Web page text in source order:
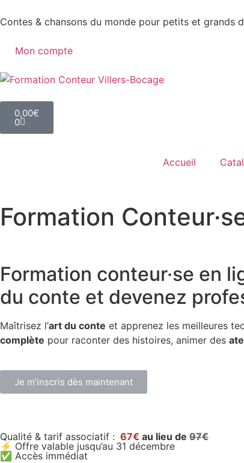
Contes & chansons du monde pour petits et grands
Mon compte
0,00€
0
Accueil
Formation
Formation conteur·se en
du conte et devenez
Maîtrisez l’art du conte et apprenez les meilleures
complète pour raconter des histoires, animer des
Je m’inscris dès maintenant
Qualité & tarif associatif : 67€ au lieu de 97€
⚡ Offre valable jusqu’au 31 décembre
✅ Accès immédiat